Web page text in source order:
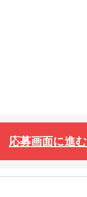
応募画面に進む